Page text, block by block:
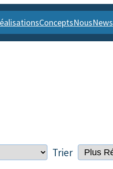
ConceptsNousNews
Trier